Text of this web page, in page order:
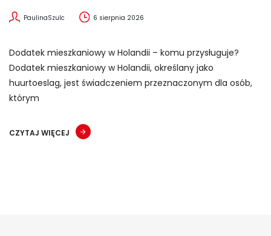
PaulinaSzulc 6 sierpnia 2026
Dodatek mieszkaniowy w Holandii – komu przysługuje?
Dodatek mieszkaniowy w Holandii, określany jako
huurtoeslag, jest świadczeniem przeznaczonym dla osób,
którym
CZYTAJ WIĘCEJ